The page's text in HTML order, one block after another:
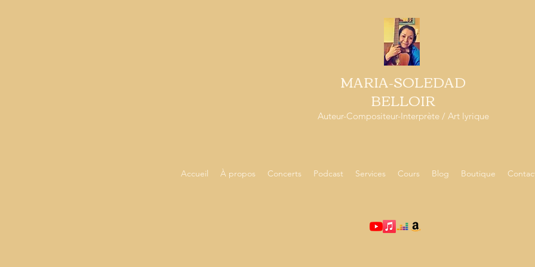
MARIA-SOLEDAD
BELLOIR
Auteur-Compositeur-Interprète / Art lyrique
Accueil À propos Concerts Podcast Services Cours Blog Boutique